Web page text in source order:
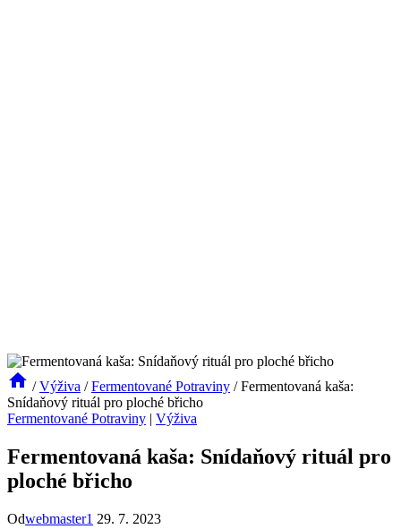
/ Výživa / Fermentované Potraviny / Fermentovaná kaša:
Snídaňový rituál pro ploché břicho
Fermentované Potraviny | Výživa
Fermentovaná kaša: Snídaňový rituál pro
ploché břicho
Odwebmaster1 29. 7. 2023